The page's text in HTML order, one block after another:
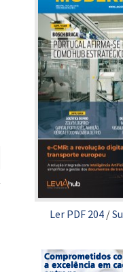
Ler PDF 204/